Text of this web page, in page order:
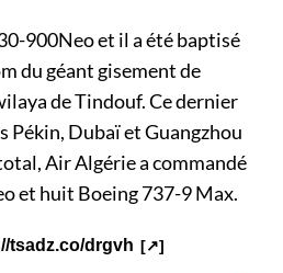
900Neo et il a été baptisé
du géant gisement de
de Tindouf. Ce dernier
Pékin, Dubaï et Guangzhou
Air Algérie a commandé
et huit Boeing 737-9 Max.
tsadz.co/drgvh